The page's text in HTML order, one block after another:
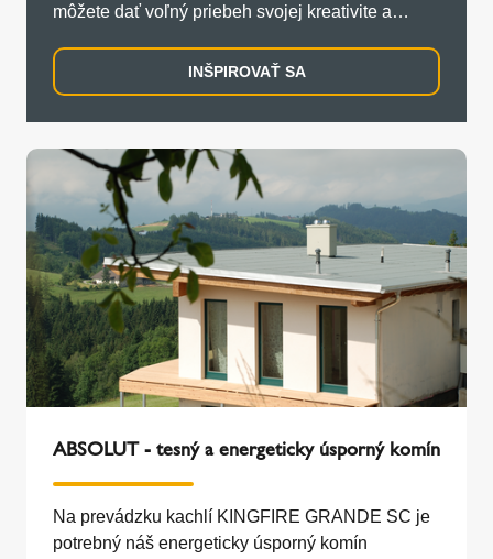
môžete dať voľný priebeh svojej kreativite a
INŠPIROVAŤ SA
ABSOLUT - tesný a energeticky úsporný komín
Na prevádzku kachlí KINGFIRE GRANDE SC je
potrebný náš energeticky úsporný komín